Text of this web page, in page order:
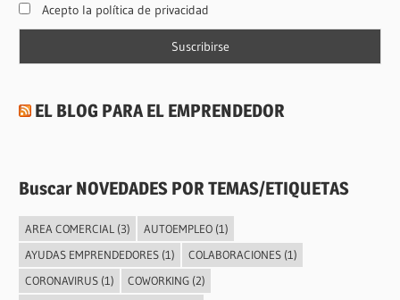
Acepto la política de privacidad
EL BLOG PARA EL EMPRENDEDOR
Buscar NOVEDADES POR TEMAS/ETIQUETAS
AREA COMERCIAL (3) AUTOEMPLEO(1)
AYUDAS EMPRENDEDORES(1) COLABORACIONES(1)
CORONAVIRUS(1) COWORKING(2)